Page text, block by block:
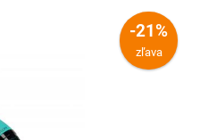
-21%
zľava